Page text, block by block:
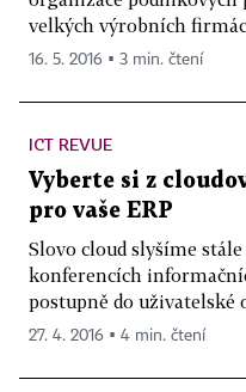
velkých výrobních
16. 5. 2016 ▪ 3 min. čtení
ICT REVUE
Vyberte si z
pro vaše ERP
Slovo cloud slyšíme
konferencích
postupně do uživatelské
27. 4. 2016 ▪ 4 min. čtení